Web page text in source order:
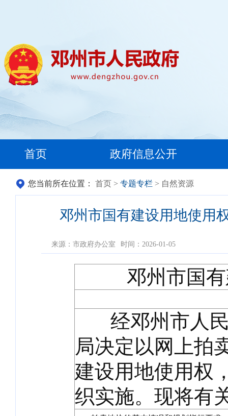
首页 政府信息公开
您当前所在位置： 首页 > 专题专栏 > 自然资源
邓州市国有建设用地使用
来源：市政府办公室 时间：2026-01-05
邓州市国
经邓州市人民
局决定以网上拍
建设用地使用权
织实施。现将有